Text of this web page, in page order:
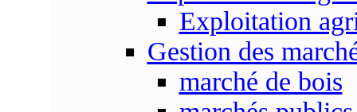
Exploitation
Gestion des
marché de bois